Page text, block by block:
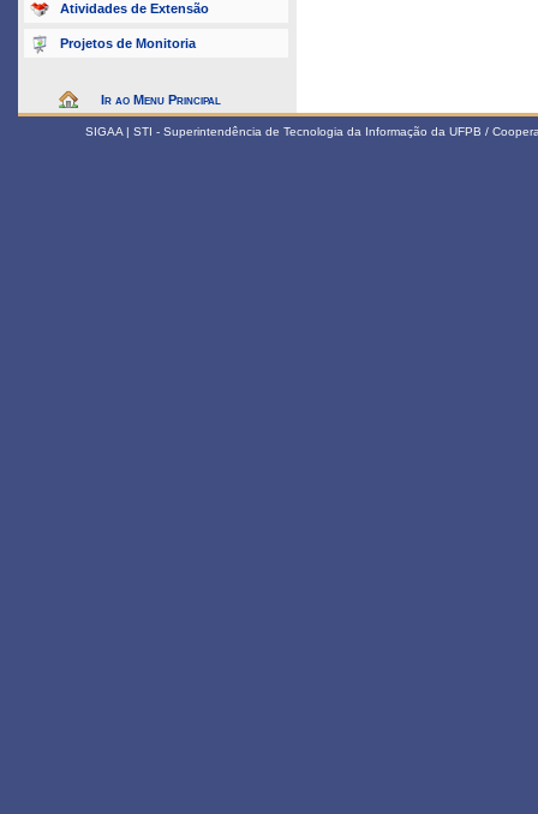
Atividades de Extensão
Projetos de Monitoria
Ir ao Menu Principal
SIGAA | STI - Superintendência de Tecnologia da Informação da UFPB /